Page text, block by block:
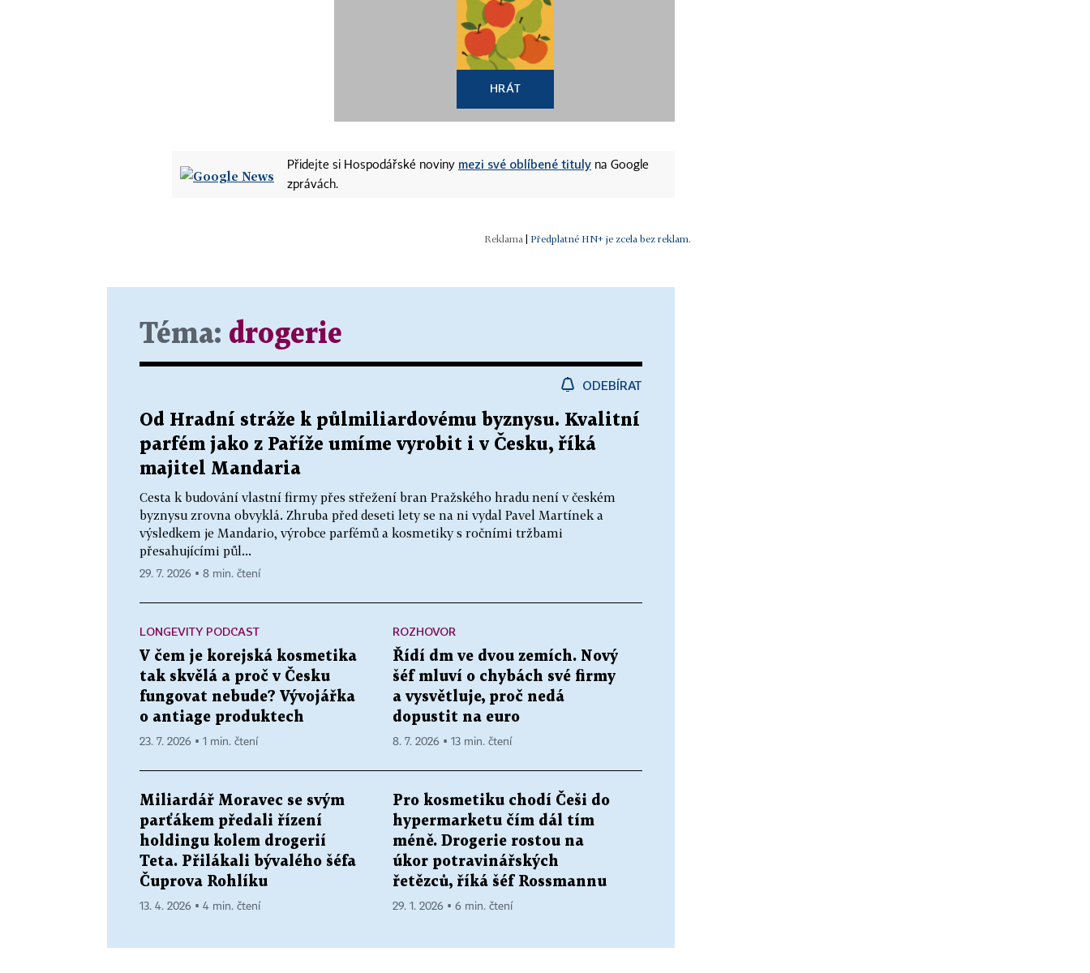
HRÁT
Přidejte si Hospodářské noviny mezi své oblíbené tituly na Google
zprávách.
| Předplatné HN+ je zcela bez reklam.
Téma: drogerie
ODEBÍRAT
Od Hradní stráže k půlmiliardovému byznysu. Kvalitní
parfém jako z Paříže umíme vyrobit i v Česku, říká
majitel Mandaria
Cesta k budování vlastní firmy přes střežení bran Pražského hradu není v českém
byznysu zrovna obvyklá. Zhruba před deseti lety se na ni vydal Pavel Martínek a
výsledkem je Mandario, výrobce parfémů a kosmetiky s ročními tržbami
přesahujícími půl...
29. 7. 2026 ▪ 8 min. čtení
LONGEVITY PODCAST
V čem je korejská kosmetika
tak skvělá a proč v Česku
fungovat nebude? Vývojářka
o antiage produktech
23. 7. 2026 ▪ 1 min. čtení
ROZHOVOR
Řídí dm ve dvou zemích. Nový
šéf mluví o chybách své firmy
a vysvětluje, proč nedá
dopustit na euro
8. 7. 2026 ▪ 13 min. čtení
Miliardář Moravec se svým
parťákem předali řízení
holdingu kolem drogerií
Teta. Přilákali bývalého šéfa
Čuprova Rohlíku
13. 4. 2026 ▪ 4 min. čtení
Pro kosmetiku chodí Češi do
hypermarketu čím dál tím
méně. Drogerie rostou na
úkor potravinářských
řetězců, říká šéf Rossmannu
29. 1. 2026 ▪ 6 min. čtení